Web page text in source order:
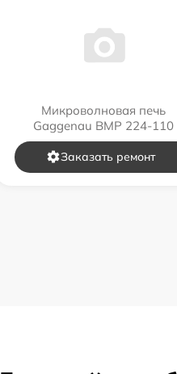
Микроволновая печь
Gaggenau BMP 224-110
Заказать ремонт